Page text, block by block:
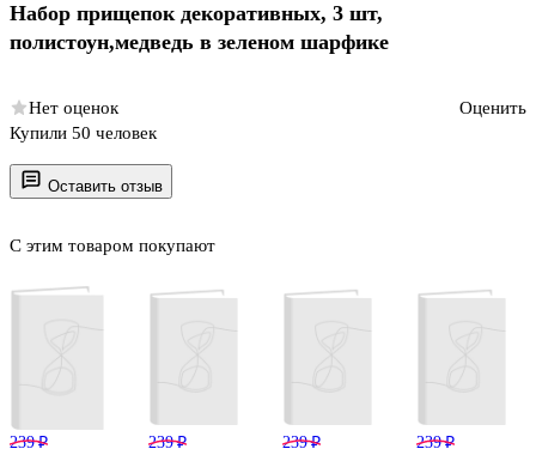
Оставить отзыв
С этим товаром покупают
239 ₽ 239 ₽ 239 ₽ 239 ₽
Набор прищепок декоративных, 3 шт,
полистоун,медведь в зеленом шарфике
Нет оценок
Оценить
Купили 50 человек